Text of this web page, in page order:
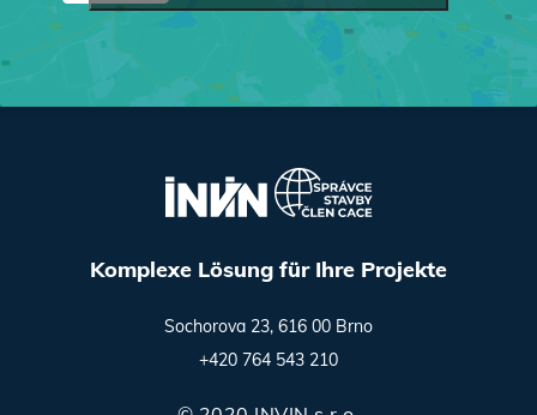
Komplexe Lösung für Ihre Projekte
Sochorova 23, 616 00 Brno
+420 764 543 210